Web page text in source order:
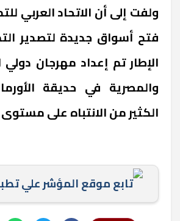
ولفت إلى أن الاتحاد العربي
فتح أسواق جديدة لتصدير
الإطار تم إعداد مهرجان دولي
والمصرية في حديقة
الكثير من الانتباه على
تابع موقع المؤشر علي